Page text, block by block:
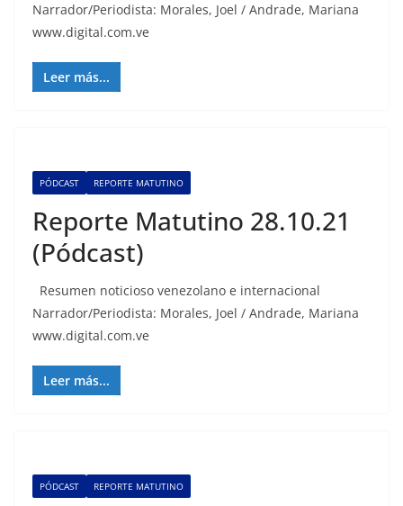
Narrador/Periodista: Morales, Joel / Andrade, Mariana
www.digital.com.ve
Leer más...
PÓDCAST REPORTE MATUTINO
Reporte Matutino 28.10.21
(Pódcast)
Resumen noticioso venezolano e internacional
Narrador/Periodista: Morales, Joel / Andrade, Mariana
www.digital.com.ve
Leer más...
PÓDCAST REPORTE MATUTINO